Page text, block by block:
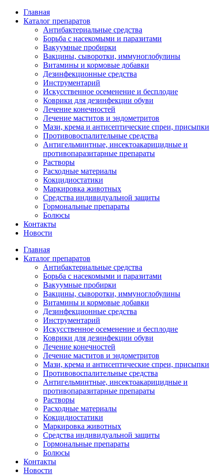
Главная
Каталог препаратов
Антибактериальные средства
Борьба с насекомыми и паразитами
Вакуумные пробирки
Вакцины, сыворотки, иммуноглобулины
Витамины и кормовые добавки
Дезинфекционные средства
Инструментарий
Искусственное осеменение и бесплодие
Коврики для дезинфекции обуви
Лечение конечностей
Лечение маститов и эндометритов
Мази, крема и антисептические спреи, присыпки
Противовоспалительные средства
Антигельминтные, инсектоакарицидные и
противопаразитарные препараты
Растворы
Расходные материалы
Кокцидиостатики
Маркировка животных
Средства индивидуальной защиты
Гормональные препараты
Болюсы
Контакты
Новости
Главная
Каталог препаратов
Антибактериальные средства
Борьба с насекомыми и паразитами
Вакуумные пробирки
Вакцины, сыворотки, иммуноглобулины
Витамины и кормовые добавки
Дезинфекционные средства
Инструментарий
Искусственное осеменение и бесплодие
Коврики для дезинфекции обуви
Лечение конечностей
Лечение маститов и эндометритов
Мази, крема и антисептические спреи, присыпки
Противовоспалительные средства
Антигельминтные, инсектоакарицидные и
противопаразитарные препараты
Растворы
Расходные материалы
Кокцидиостатики
Маркировка животных
Средства индивидуальной защиты
Гормональные препараты
Болюсы
Контакты
Новости